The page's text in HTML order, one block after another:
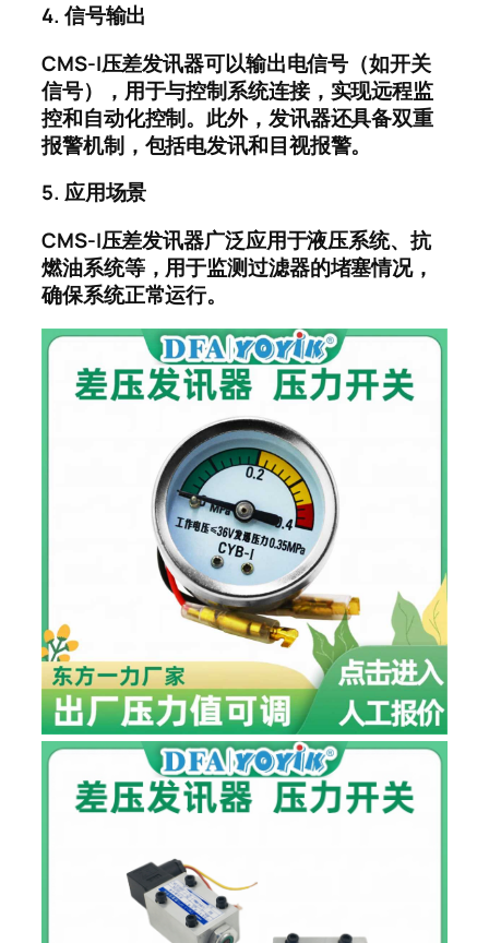
4. 信号输出
CMS-I压差发讯器可以输出电信号（如开关
信号），用于与控制系统连接，实现远程监
控和自动化控制。此外，发讯器还具备双重
报警机制，包括电发讯和目视报警。
5. 应用场景
CMS-I压差发讯器广泛应用于液压系统、抗
燃油系统等，用于监测过滤器的堵塞情况，
确保系统正常运行。